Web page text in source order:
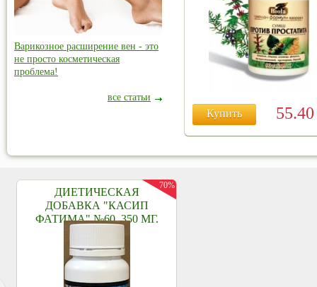
Купить
Варикозное расширение вен - это
не просто косметическая
проблема!
все статьи
ДИЕТИЧЕСКАЯ
ДОБАВКА "КАСИП
ФАТИМА" №60, 350 МГ.
70%